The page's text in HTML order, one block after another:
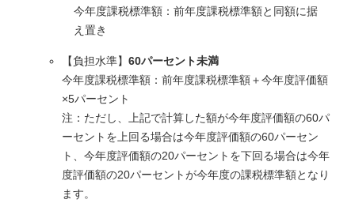
今年度課税標準額：前年度課税標準額と同額に据
え置き
【負担水準】 60パーセント未満
今年度課税標準額：前年度課税標準額＋今年度評価額
×5パーセント
注：ただし、上記で計算した額が今年度評価額の60パ
ーセントを上回る場合は今年度評価額の60パーセン
ト、今年度評価額の20パーセントを下回る場合は今年
度評価額の20パーセントが今年度の課税標準額となり
ます。